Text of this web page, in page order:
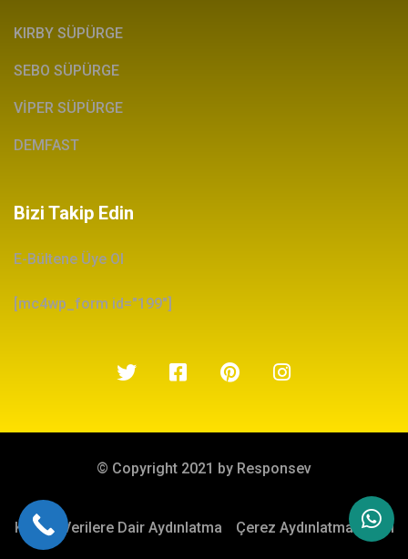
KIRBY SÜPÜRGE
SEBO SÜPÜRGE
VİPER SÜPÜRGE
DEMFAST
Bizi Takip Edin
E-Bültene Üye Ol
[mc4wp_form id="199"]
© Copyright 2021 by Responsev
Kişisel Verilere Dair Aydınlatma Çerez Aydınlatma Metni